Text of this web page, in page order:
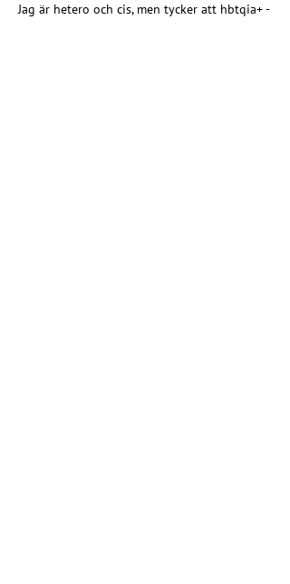
Jag är hetero och cis, men tycker att hbtqia+ -